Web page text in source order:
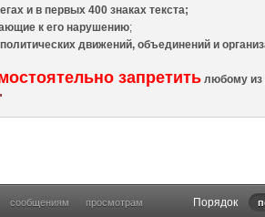
и в первых 400 знаках текста;
к его нарушению;
движений, объединений и
запретить любому из
сообщениям просмотрам Порядок